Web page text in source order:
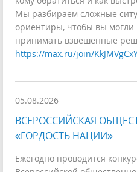
Мы разбираем сложные
ориентиры, чтобы вы могли
принимать взвешенные
https://max.ru/join/
05.08.2026
ВСЕРОССИЙСКАЯ
«ГОРДОСТЬ НАЦИИ»
Ежегодно проводится